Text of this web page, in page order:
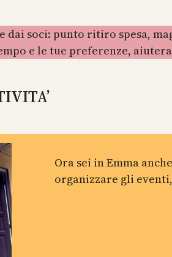
dai soci: punto ritiro spesa,
e le tue preferenze,
Ora sei in Emma
organizzare gli